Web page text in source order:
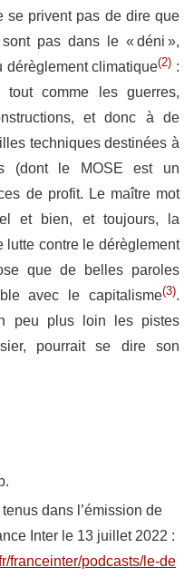
se privent pas de dire que
pas dans le « déni »,
dérèglement climatique(2) :
tout comme les guerres,
et donc à de
techniques destinées à
(dont le MOSE est un
de profit. Le maître mot
et bien, et toujours, la
lutte contre le dérèglement
que de belles paroles
avec le capitalisme(3).
peu plus loin les pistes
pourrait se dire son
dans l’émission de
Inter le 13 juillet 2022 :
franceinter/podcasts/le-de